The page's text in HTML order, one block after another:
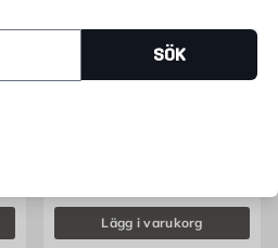
SÖK
Lägg i varukorg